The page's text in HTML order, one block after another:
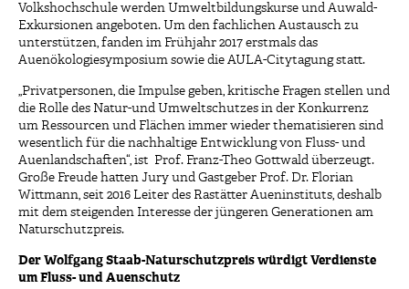
Volkshochschule werden Umweltbildungskurse und Auwald-
Exkursionen angeboten. Um den fachlichen Austausch zu
unterstützen, fanden im Frühjahr 2017 erstmals das
Auenökologiesymposium sowie die AULA-Citytagung statt.
„Privatpersonen, die Impulse geben, kritische Fragen stellen und
die Rolle des Natur-und Umweltschutzes in der Konkurrenz
um Ressourcen und Flächen immer wieder thematisieren sind
wesentlich für die nachhaltige Entwicklung von Fluss- und
Auenlandschaften“, ist Prof. Franz-Theo Gottwald überzeugt.
Große Freude hatten Jury und Gastgeber Prof. Dr. Florian
Wittmann, seit 2016 Leiter des Rastätter Aueninstituts, deshalb
mit dem steigenden Interesse der jüngeren Generationen am
Naturschutzpreis.
Der Wolfgang Staab-Naturschutzpreis würdigt Verdienste
um Fluss- und Auenschutz